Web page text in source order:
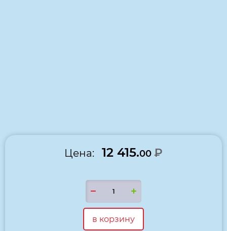
Цена: 12 415.00 ₽
в корзину